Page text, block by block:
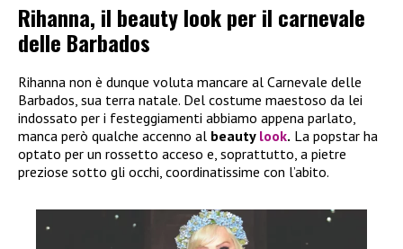
Rihanna, il beauty look per il carnevale
delle Barbados
Rihanna non è dunque voluta mancare al Carnevale delle
Barbados, sua terra natale. Del costume maestoso da lei
indossato per i festeggiamenti abbiamo appena parlato,
manca però qualche accenno al beauty look. La popstar ha
optato per un rossetto acceso e, soprattutto, a pietre
preziose sotto gli occhi, coordinatissime con l’abito.